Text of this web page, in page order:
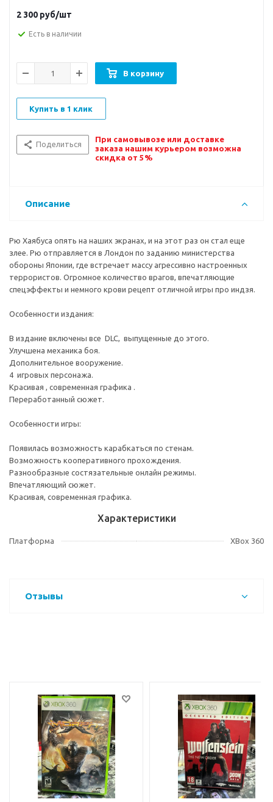
2 300 руб/шт
Есть в наличии
В корзину
Купить в 1 клик
Поделиться
При самовывозе или доставке
заказа нашим курьером возможна
скидка от 5%
Описание
Рю Хаябуса опять на наших экранах, и на этот раз он стал еще
злее. Рю отправляется в Лондон по заданию министерства
обороны Японии, где встречает массу агрессивно настроенных
террористов. Огромное количество врагов, впечатляющие
спецэффекты и немного крови рецепт отличной игры про индзя.
Особенности издания:
В издание включены все DLC, выпущенные до этого.
Улучшена механика боя.
Дополнительное вооружение.
4 игровых персонажа.
Красивая , современная графика .
Переработанный сюжет.
Особенности игры:
Появилась возможность карабкаться по стенам.
Возможность кооперативного прохождения.
Разнообразные состязательные онлайн режимы.
Впечатляющий сюжет.
Красивая, современная графика.
Характеристики
Платформа XBox 360
Отзывы